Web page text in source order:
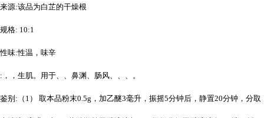
来源:该品为白芷的干燥根
规格: 10:1
性味:性温，味辛
:，，生肌。用于、、 鼻渊 、肠风、、 、。
鉴别:（1） 取本品粉末0.5g，加乙醚3毫升，振摇5分钟后，静置20分钟，分取